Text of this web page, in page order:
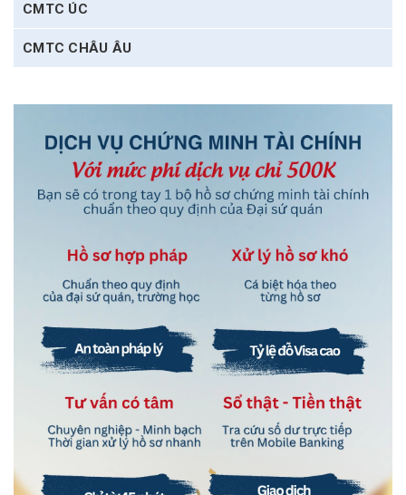
CMTC ÚC
CMTC CHÂU ÂU